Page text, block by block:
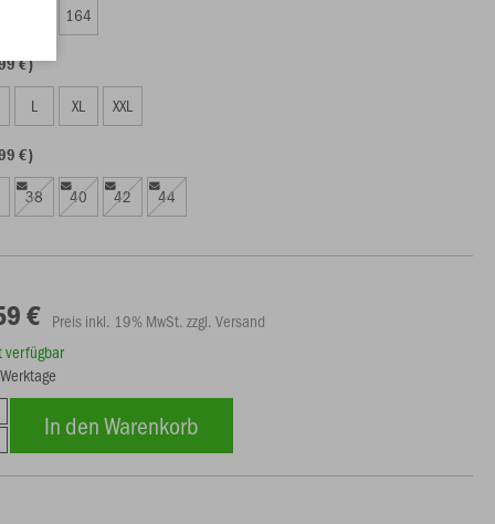
164
€)
L XL XXL
€)
38 40 42 44
€ Preis inkl. 19% MwSt. zzgl. Versand
verfügbar
In den Warenkorb